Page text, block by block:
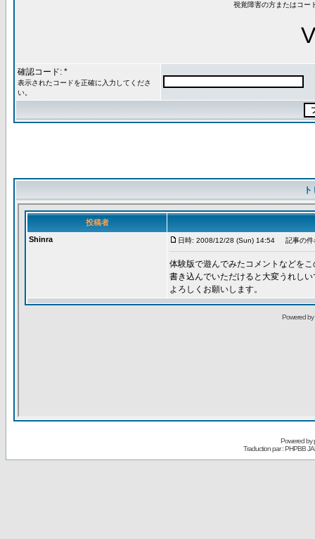
視覚障害の方またはコー
確認コード: *
表示されたコードを正確に入力してくださ
い。
Powered by
Traduction par : PHPBB